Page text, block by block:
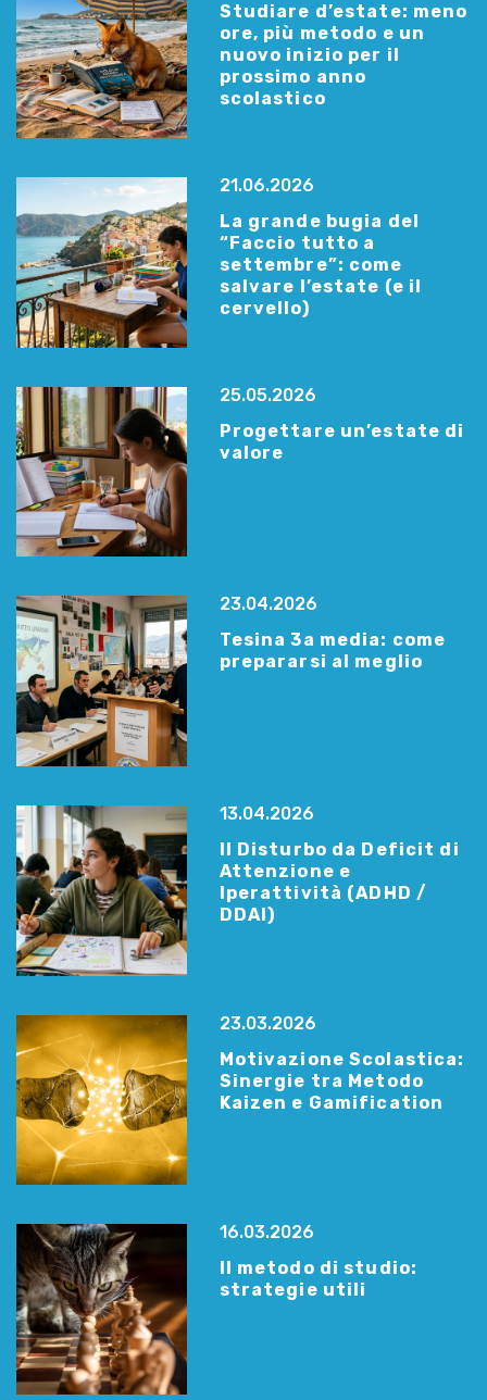
Studiare d’estate: meno
ore, più metodo e un
nuovo inizio per il
prossimo anno
scolastico
21.06.2026
La grande bugia del
“Faccio tutto a
settembre”: come
salvare l’estate (e il
cervello)
25.05.2026
Progettare un’estate di
valore
23.04.2026
Tesina 3a media: come
prepararsi al meglio
13.04.2026
Il Disturbo da Deficit di
Attenzione e
Iperattività (ADHD /
DDAI)
23.03.2026
Motivazione Scolastica:
Sinergie tra Metodo
Kaizen e Gamification
16.03.2026
Il metodo di studio:
strategie utili